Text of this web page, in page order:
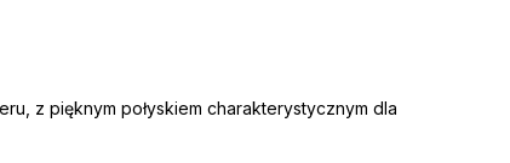
z pięknym połyskiem charakterystycznym dla